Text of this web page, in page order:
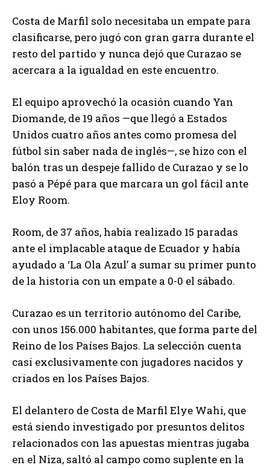
Costa de Marfil solo necesitaba un empate para
clasificarse, pero jugó con gran garra durante el
resto del partido y nunca dejó que Curazao se
acercara a la igualdad en este encuentro.
El equipo aprovechó la ocasión cuando Yan
Diomande, de 19 años —que llegó a Estados
Unidos cuatro años antes como promesa del
fútbol sin saber nada de inglés—, se hizo con el
balón tras un despeje fallido de Curazao y se lo
pasó a Pépé para que marcara un gol fácil ante
Eloy Room.
Room, de 37 años, había realizado 15 paradas
ante el implacable ataque de Ecuador y había
ayudado a ‘La Ola Azul’ a sumar su primer punto
de la historia con un empate a 0-0 el sábado.
Curazao es un territorio autónomo del Caribe,
con unos 156.000 habitantes, que forma parte del
Reino de los Países Bajos. La selección cuenta
casi exclusivamente con jugadores nacidos y
criados en los Países Bajos.
El delantero de Costa de Marfil Elye Wahi, que
está siendo investigado por presuntos delitos
relacionados con las apuestas mientras jugaba
en el Niza, saltó al campo como suplente en la